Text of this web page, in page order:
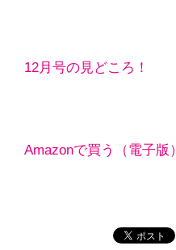
12月号の見どころ！
Amazonで買う（電子版）